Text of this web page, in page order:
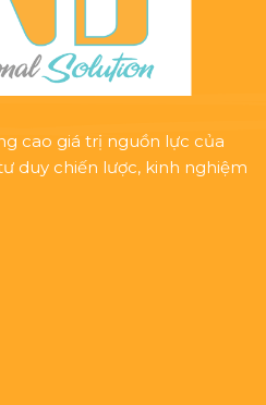
cao giá trị nguồn lực của
duy chiến lược, kinh nghiệm